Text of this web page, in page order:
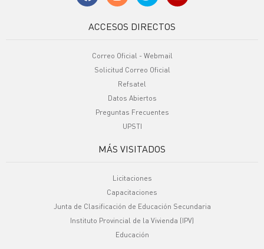
ACCESOS DIRECTOS
Correo Oficial - Webmail
Solicitud Correo Oficial
Refsatel
Datos Abiertos
Preguntas Frecuentes
UPSTI
MÁS VISITADOS
Licitaciones
Capacitaciones
Junta de Clasificación de Educación Secundaria
Instituto Provincial de la Vivienda (IPV)
Educación